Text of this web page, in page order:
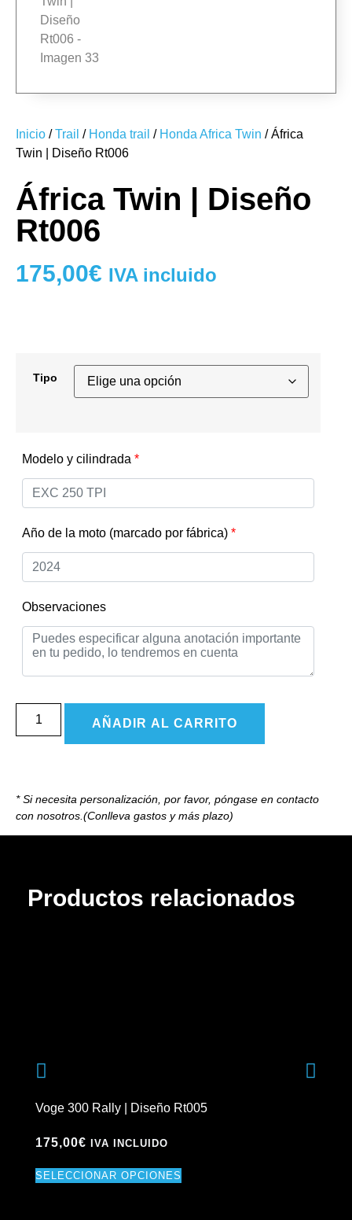
Inicio /Trail / Honda trail / Honda Africa Twin / África
Twin | Diseño Rt006
África Twin | Diseño
Rt006
175,00€ IVA incluido
Tipo
Modelo y cilindrada *
Año de la moto (marcado por fábrica) *
Observaciones
AÑADIR AL CARRITO
* Si necesita personalización, por favor, póngase en contacto
con nosotros.(Conlleva gastos y más plazo)
Productos relacionados
Voge 300 Rally | Diseño Rt005
175,00€ IVA INCLUIDO
SELECCIONAR OPCIONES